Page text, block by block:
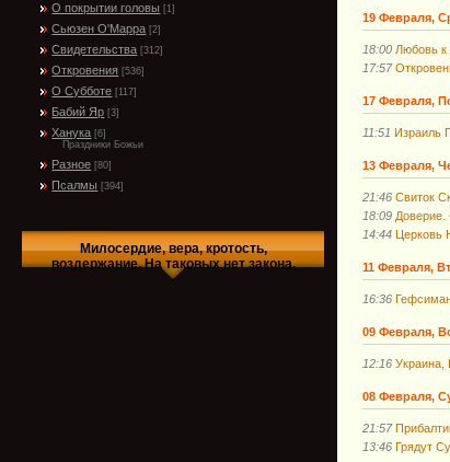
О покрытии головы [1]
Сьюзен О'Марра [2]
Свидетельства [312]
Откровения [536]
О Субботе [117]
Бабий Яр [3]
Ханука [6]
Праздники Божьи
Разное [80]
Псалмы [394]
Милосердие, вера, кротость,
воздержание. На таковых нет закона.
19 Февраля,
18:00 Любовь
17:57
17 Февраля,
11:51 Израиль
13 Февраля,
21:46 Свиток
18:09 Доверие.
14:44 Церковь
11 Февраля,
16:36
09 Февраля,
12:16 Украина,
08 Февраля,
21:57
13:46 Грядут